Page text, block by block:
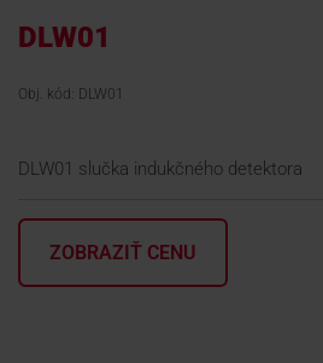
AKCIA MESIACA
DLW01
Obj. kód: DLW01
DLW01 slučka indukčného detektora
ZOBRAZIŤ CENU